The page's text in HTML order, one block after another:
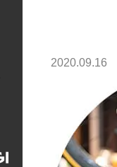
2020.09.16